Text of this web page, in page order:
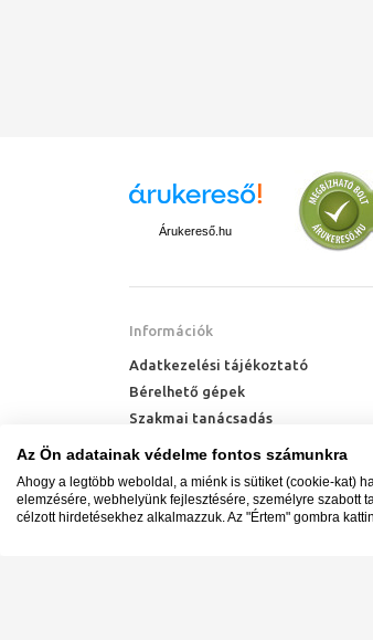
Árukereső.hu
Információk
Adatkezelési tájékoztató
Bérelhető gépek
Szakmai tanácsadás
Technik Cool Pro hőszivattyú
Hőszivattyú kalkulátor
Az Ön adatainak védelme fontos számunkra
Ahogy a legtöbb weboldal, a miénk is sütiket (cookie-kat)
elemzésére, webhelyünk fejlesztésére, személyre szabott
célzott hirdetésekhez alkalmazzuk. Az "Értem" gombra